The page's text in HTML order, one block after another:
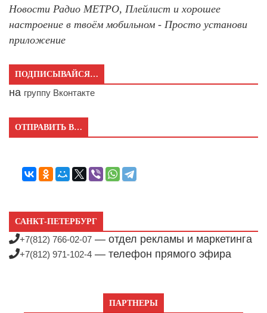
Новости Радио МЕТРО, Плейлист и хорошее
настроение в твоём мобильном - Просто установи
приложение
ПОДПИСЫВАЙСЯ…
на группу Вконтакте
ОТПРАВИТЬ В…
САНКТ-ПЕТЕРБУРГ
+7(812) 766-02-07 — отдел рекламы и маркетинга
+7(812) 971-102-4 — телефон прямого эфира
ПАРТНЕРЫ